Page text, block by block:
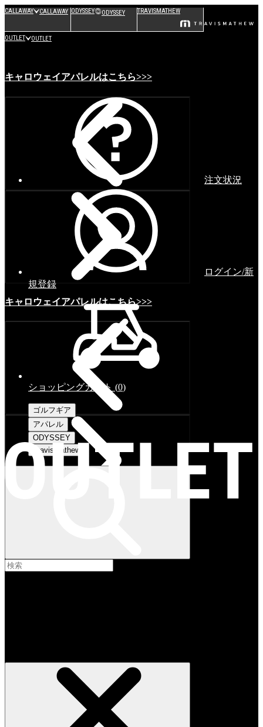
CALLAWAY CALLAWAY ODYSSEY ODYSSEY TRAVISMATHEW
OUTLET OUTLET
キャロウェイアパレルはこちら>>>
キャロウェイアパレルはこちら>>>
注文状況
ログイン/新
規登録
ショッピングカート (0)
ゴルフギア
アパレル
ODYSSEY
Travismathew